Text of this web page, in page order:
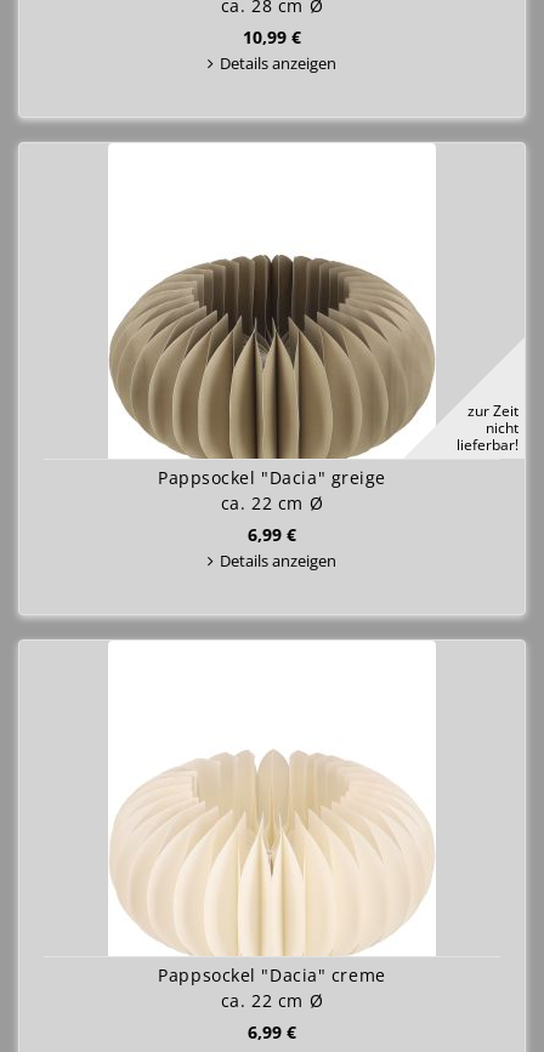
ca. 28 cm Ø
10,99 €
Details anzeigen
zur Zeit
nicht
lieferbar!
Pappsockel "Dacia" greige
ca. 22 cm Ø
6,99 €
Details anzeigen
Pappsockel "Dacia" creme
ca. 22 cm Ø
6,99 €